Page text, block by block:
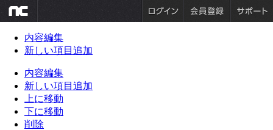
内容編集
新しい項目追加
内容編集
新しい項目追加
上に移動
下に移動
削除